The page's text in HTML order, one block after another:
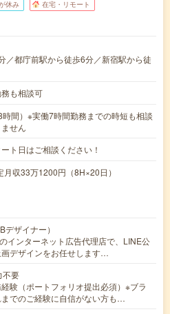
休み 在宅・リモート
／都庁前駅から徒歩6分／新宿駅から徒
も相談可
間）※実働7時間勤務までの時短も相談
せん
日はご相談ください！
収33万1200円（8H×20日）
ザイナー）
インターネット広告代理店で、LINE公
デザインをお任せします…
不要
験（ポートフォリオ提出必須）※ブラ
でのご経験に自信がない方も…